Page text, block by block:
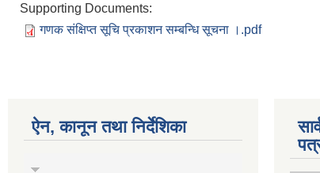
Supporting Documents:
गणक संक्षिप्त सूचि प्रकाशन सम्बन्धि सूचना ।.pdf
ऐन, कानून तथा निर्देशिका